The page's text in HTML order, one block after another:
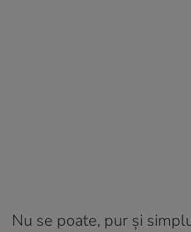
Nu se poate, pur și